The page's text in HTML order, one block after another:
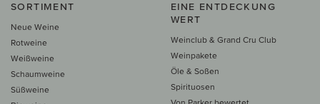
SORTIMENT
Neue Weine
Rotweine
Weißweine
Schaumweine
Süßweine
EINE ENTDECKUNG
WERT
Weinclub & Grand Cru Club
Weinpakete
Öle & Soßen
Spirituosen